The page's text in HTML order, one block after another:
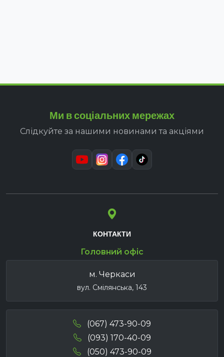
Ми в соціальних мережах
Слідкуйте за нашими новинами та акціями
КОНТАКТИ
Головний офіс
м. Черкаси
вул. Смілянська, 143
(067) 473-90-09
(093) 170-40-09
(050) 473-90-09